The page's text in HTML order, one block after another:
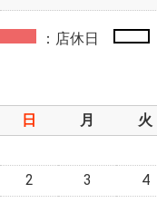
：店休日
日
月 火
2
3 4